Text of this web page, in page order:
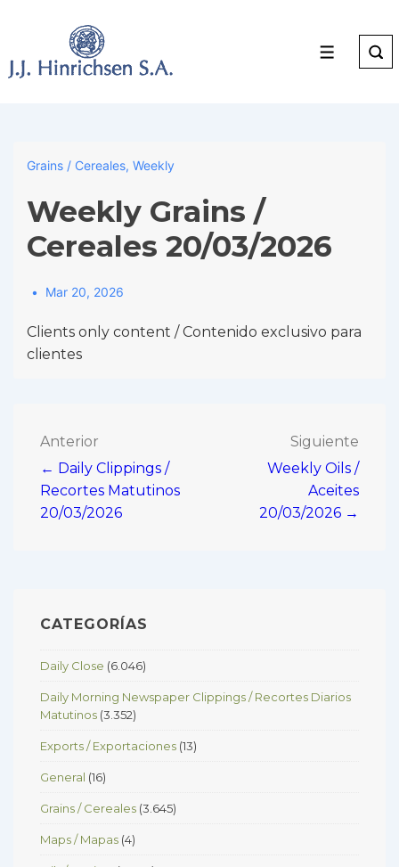
Main
Menu
Grains / Cereales, Weekly
Weekly Grains /
Cereales 20/03/2026
Mar 20, 2026
Clients only content / Contenido exclusivo para
clientes
Navegación
de
entradas
Anterior
← Daily Clippings /
Recortes Matutinos
20/03/2026
Siguiente
Weekly Oils /
Aceites
20/03/2026 →
CATEGORÍAS
Daily Close (6.046)
Daily Morning Newspaper Clippings / Recortes Diarios
Matutinos (3.352)
Exports / Exportaciones (13)
General (16)
Grains / Cereales (3.645)
Maps / Mapas (4)